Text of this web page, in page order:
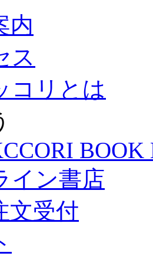
内
ス
コリとは
BOOK
イン書店
文受付